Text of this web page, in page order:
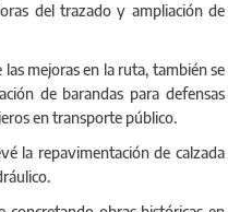
del trazado y ampliación de
mejoras en la ruta, también se
de barandas para defensas
en transporte público.
la repavimentación de calzada